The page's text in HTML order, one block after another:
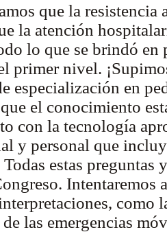
que la resistencia
la atención
lo que se brindó
primer nivel.
especialización en
el conocimiento
con la tecnología
y personal que
estas preguntas
Intentaremos
como
las emergencias